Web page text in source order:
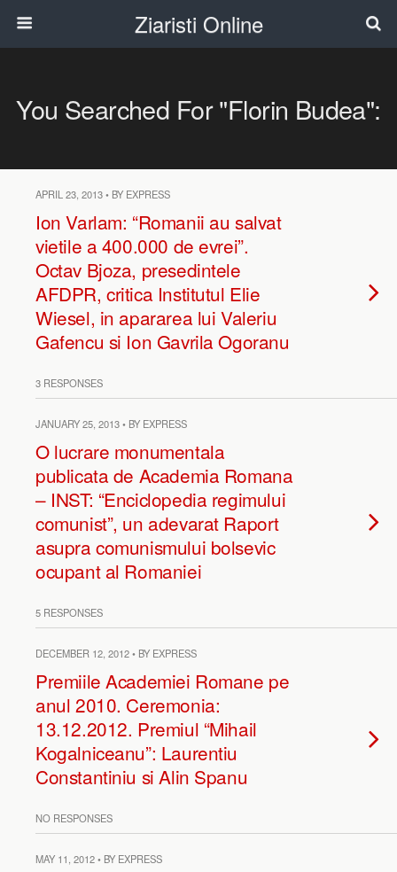
Ziaristi Online
You Searched For "florin Budea":
APRIL 23, 2013 • BY EXPRESS
Ion Varlam: “Romanii au salvat
vietile a 400.000 de evrei”.
Octav Bjoza, presedintele
AFDPR, critica Institutul Elie
Wiesel, in apararea lui Valeriu
Gafencu si Ion Gavrila Ogoranu
3 RESPONSES
JANUARY 25, 2013 • BY EXPRESS
O lucrare monumentala
publicata de Academia Romana
– INST: “Enciclopedia regimului
comunist”, un adevarat Raport
asupra comunismului bolsevic
ocupant al Romaniei
5 RESPONSES
DECEMBER 12, 2012 • BY EXPRESS
Premiile Academiei Romane pe
anul 2010. Ceremonia:
13.12.2012. Premiul “Mihail
Kogalniceanu”: Laurentiu
Constantiniu si Alin Spanu
NO RESPONSES
MAY 11, 2012 • BY EXPRESS